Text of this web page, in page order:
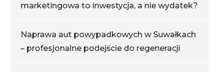
marketingowa to inwestycja, a nie wydatek?
Naprawa aut powypadkowych w Suwałkach
– profesjonalne podejście do regeneracji